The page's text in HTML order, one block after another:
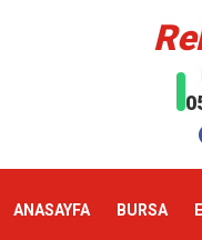
ANASAYFA BURSA